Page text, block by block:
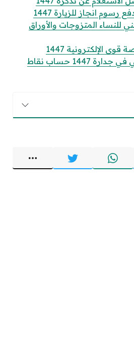
انجاز للزيارة 1447
للنساء المتزوجات والأوراق
الإلكترونية 1447
كيف احسب نقاطي في جدارة 1447 حساب نقاط